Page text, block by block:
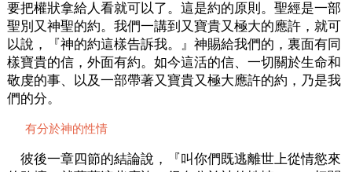
要把權狀拿給人看就可以了。這是約的原則。聖經是一部
聖別又神聖的約。我們一講到又寶貴又極大的應許，就可
以說，『神的約這樣告訴我。』神賜給我們的，裏面有同
樣寶貴的信，外面有約。如今這活的信、一切關於生命和
敬虔的事、以及一部帶著又寶貴又極大應許的約，乃是我
們的分。
有分於神的性情
彼後一章四節的結論說，『叫你們既逃離世上從情慾來